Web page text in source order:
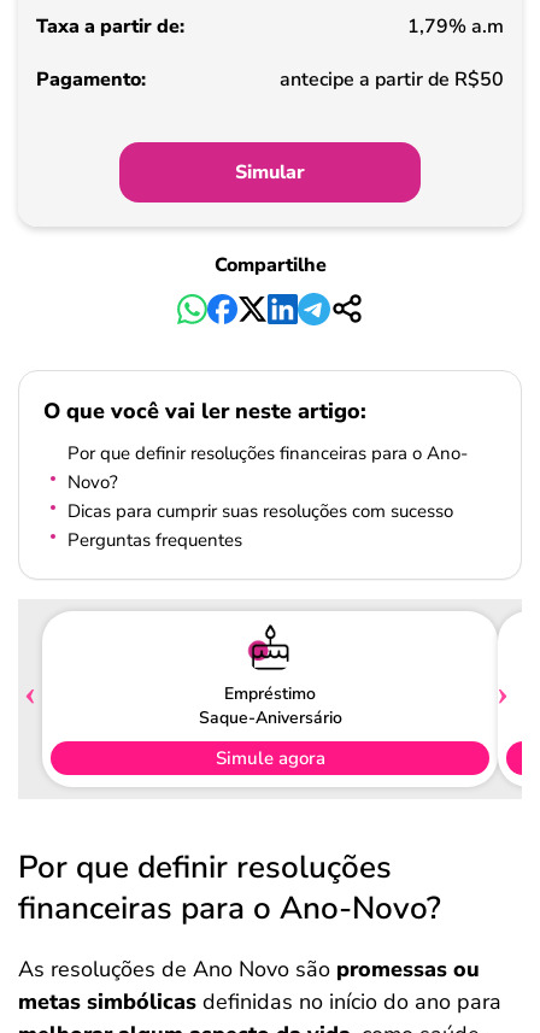
Pagamento
1,79% a.m
antecipe a partir de R$50
Simular
Compartilhe
O que você vai ler neste artigo:
Por que definir resoluções financeiras para o Ano-
Novo?
Dicas para cumprir suas resoluções com sucesso
Perguntas frequentes
Empréstimo
Saque-Aniversário
Simule agora
Por que definir resoluções
financeiras para o Ano-Novo?
As resoluções de Ano Novo são promessas ou
metas simbólicas definidas no início do ano para